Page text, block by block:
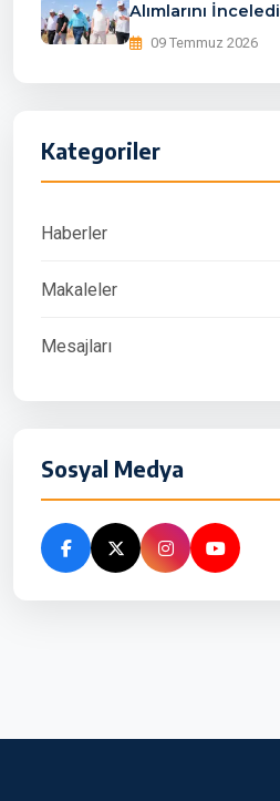
Alımlarını İnceledi
09 Temmuz 2026
Kategoriler
Haberler
Makaleler
Mesajları
Sosyal Medya